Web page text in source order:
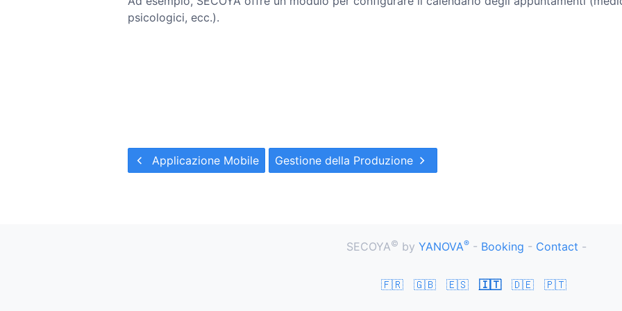
psicologici, ecc.).
Applicazione Mobile Gestione della Produzione
SECOYA© by YANOVA® - Booking - Contact -
🇫🇷 🇬🇧 🇪🇸 🇮🇹 🇩🇪 🇵🇹